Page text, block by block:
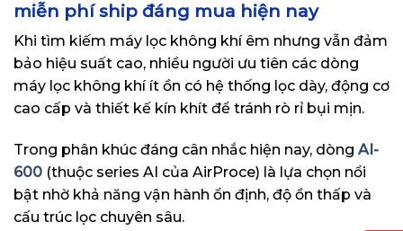
miễn phí ship đáng mua hiện nay
Khi tìm kiếm máy lọc không khí êm nhưng vẫn đảm
bảo hiệu suất cao, nhiều người ưu tiên các dòng
máy lọc không khí ít ồn có hệ thống lọc dày, động cơ
cao cấp và thiết kế kín khít để tránh rò rỉ bụi mịn.
Trong phân khúc đáng cân nhắc hiện nay, dòng AI-
600 (thuộc series AI của AirProce) là lựa chọn nổi
bật nhờ khả năng vận hành ổn định, độ ồn thấp và
cấu trúc lọc chuyên sâu.